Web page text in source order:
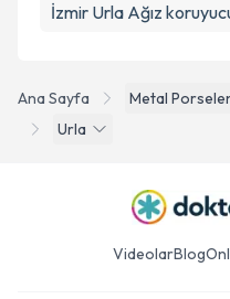
Ana Sayfa Metal
Urla
İzmir Urla Ağız
VideolarBlog